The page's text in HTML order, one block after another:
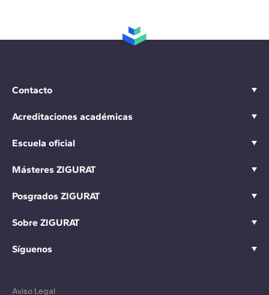
Contacto
Acreditaciones académicas
Escuela oficial
Másteres ZIGURAT
Posgrados ZIGURAT
Sobre ZIGURAT
Síguenos
Aviso Legal